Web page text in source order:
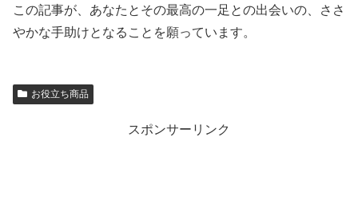
この記事が、あなたとその最高の一足との出会いの、ささ
やかな手助けとなることを願っています。
お役立ち商品
スポンサーリンク